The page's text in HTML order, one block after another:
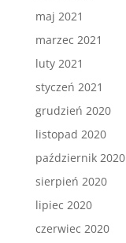
maj 2021
marzec 2021
luty 2021
styczeń 2021
grudzień 2020
listopad 2020
październik 2020
sierpień 2020
lipiec 2020
czerwiec 2020